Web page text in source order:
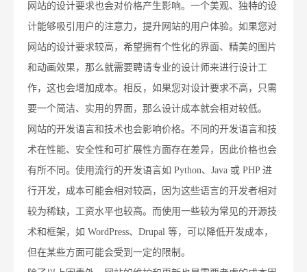
网站的设计要求也会对价格产生影响。一个美观、独特的设
计能够吸引用户的注意力，提升网站的用户体验。如果您对
网站的设计要求较高，希望拥有个性化的界面、精美的图片
和动画效果，那么就需要聘请专业的设计师来进行设计工
作，这也会增加成本。相反，如果您对设计要求不高，只需
要一个简洁、实用的界面，那么设计成本就会相对较低。
网站的开发语言和技术也会影响价格。不同的开发语言和技
术在性能、安全性和可扩展性方面存在差异，因此价格也会
有所不同。使用流行的开发语言如 Python、Java 或 PHP 进
行开发，成本可能会相对较高，因为这些语言的开发者相对
较为稀缺，工资水平也较高。而使用一些较为常见的开源技
术和框架，如 WordPress、Drupal 等，可以降低开发成本，
但在某些方面可能会受到一定的限制。